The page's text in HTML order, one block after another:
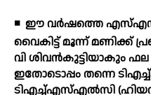
◾ ഈ വര്‍ഷത്തെ
വൈകിട്ട് മൂന്ന് മണിക്ക്
വി ശിവന്‍കുട്ടിയാകും
ഇതോടൊപ്പം തന്നെ
ടിഎച്ച്എസ്എല്‍സി